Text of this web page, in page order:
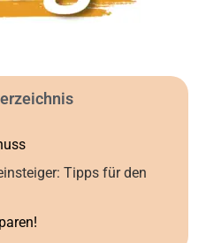
Tipps für den